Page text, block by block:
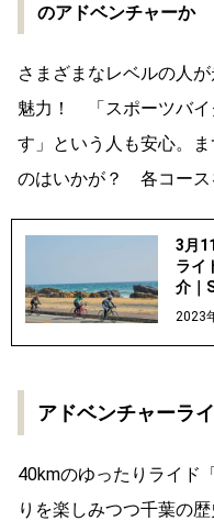
のアドベンチャーか
さまざまなレベルの人
魅力！ 「スポーツバイ
す」という人も安心。
のはいかが？ 各コース
3月
ライ
介｜
2023
アドベンチャーラ
40kmのゆったりライド
りを楽しみつつ千葉の